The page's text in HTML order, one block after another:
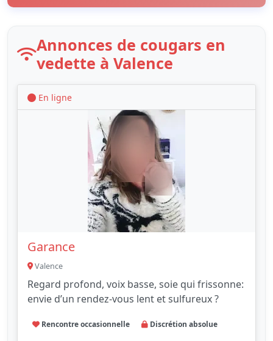
Annonces de cougars en
vedette à Valence
En ligne
Garance
Valence
Regard profond, voix basse, soie qui frissonne:
envie d’un rendez-vous lent et sulfureux ?
Rencontre occasionnelle Discrétion absolue